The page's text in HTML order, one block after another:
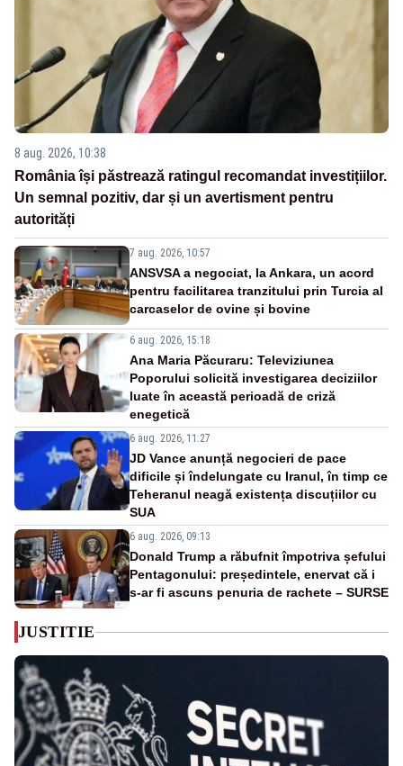
8 aug. 2026, 10:38
România își păstrează ratingul recomandat investițiilor.
Un semnal pozitiv, dar și un avertisment pentru
autorități
7 aug. 2026, 10:57
ANSVSA a negociat, la Ankara, un acord
pentru facilitarea tranzitului prin Turcia al
carcaselor de ovine și bovine
6 aug. 2026, 15:18
Ana Maria Păcuraru: Televiziunea
Poporului solicită investigarea deciziilor
luate în această perioadă de criză
enegetică
6 aug. 2026, 11:27
JD Vance anunță negocieri de pace
dificile și îndelungate cu Iranul, în timp ce
Teheranul neagă existența discuțiilor cu
SUA
6 aug. 2026, 09:13
Donald Trump a răbufnit împotriva șefului
Pentagonului: președintele, enervat că i
s-ar fi ascuns penuria de rachete – SURSE
JUSTITIE